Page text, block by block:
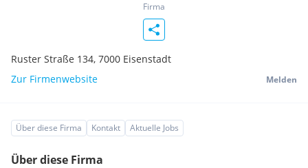
Firma
Ruster Straße 134, 7000 Eisenstadt
Zur Firmenwebsite
Melden
Über diese Firma Kontakt Aktuelle Jobs
Über diese Firma